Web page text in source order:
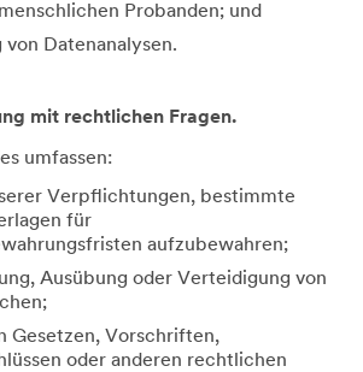
Probanden; und
Datenanalysen.
mit rechtlichen Fragen.
umfassen:
Verpflichtungen, bestimmte
für
aufzubewahren;
Ausübung oder Verteidigung von
Gesetzen, Vorschriften,
oder anderen rechtlichen